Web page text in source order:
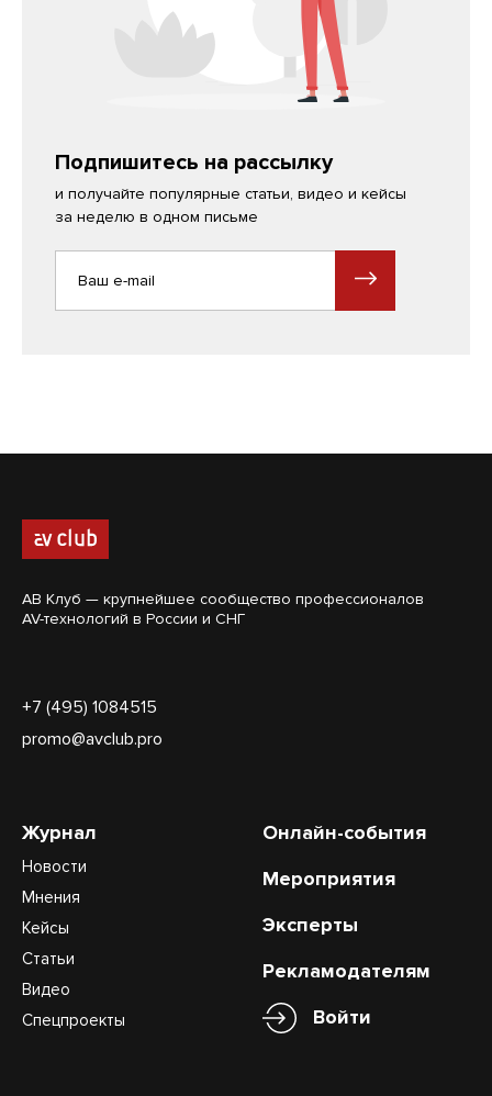
Подпишитесь на рассылку
и получайте популярные статьи, видео и кейсы
за неделю в одном письме
АВ Клуб — крупнейшее сообщество профессионалов
AV-технологий в России и СНГ
+7 (495) 1084515
promo@avclub.pro
Журнал
Новости
Мнения
Кейсы
Статьи
Видео
Спецпроекты
Онлайн-события
Мероприятия
Эксперты
Рекламодателям
Войти